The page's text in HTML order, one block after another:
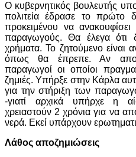
Ο κυβερνητικός βουλευτής
πολιτεία έδρασε το πρώτο
προκειμένου να ανακουφίσει
παραγωγούς. Θα έλεγα ότι
χρήματα. Το ζητούμενο είναι
όπως θα έπρεπε. Αν
παραγωγοί οι οποίοι
ζημιές. Υπήρξε στην Κάρλα
για την στήριξη των
-γιατί αρχικά υπήρχε η
χρειαστούν 2 χρόνια για να
νερά. Εκεί υπάρχουν
Λάθος αποζημιώσεις